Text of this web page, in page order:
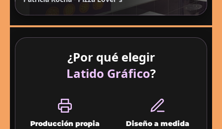
¿Por qué elegir
Latido Gráfico?
Producción propia
Diseño a medida